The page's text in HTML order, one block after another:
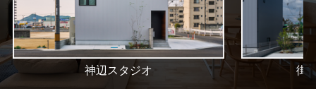
神辺スタジオ 街